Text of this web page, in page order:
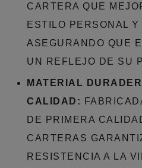
CARTERA QUE
ESTILO PERSONAL
ASEGURANDO QUE
UN REFLEJO DE SU
MATERIAL
CALIDAD:
DE PRIMERA
CARTERAS
RESISTENCIA A LA